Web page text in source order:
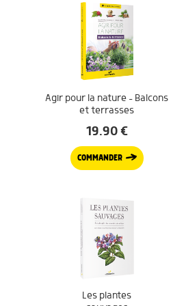
Agir pour la nature – Balcons
et terrasses
19.90€
COMMANDER
Les plantes